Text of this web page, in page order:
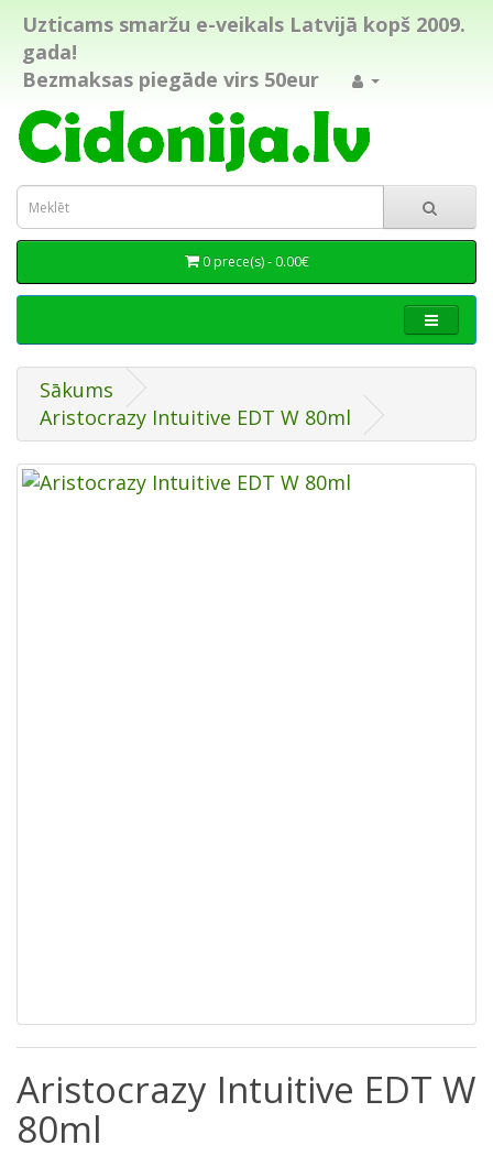
Uzticams smaržu e-veikals Latvijā kopš 2009.
gada!
Bezmaksas piegāde virs 50eur
0 prece(s) - 0.00€
Sākums
Aristocrazy Intuitive EDT W 80ml
Aristocrazy Intuitive EDT W
80ml